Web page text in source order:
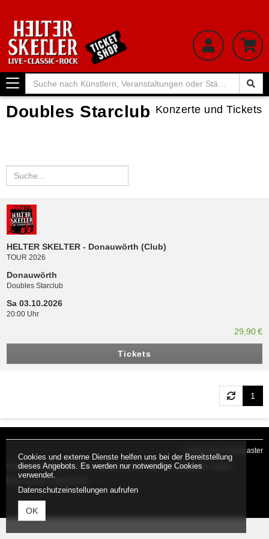
Toggle
navigation
Doubles Starclub Konzerte und Tickets
HELTER SKELTER - Donauwörth (Club)
TOUR 2026
Donauwörth
Doubles Starclub
Sa 03.10.2026
20:00 Uhr
29,90 €
Tickets
1
powered by tickettoaster
© HELTER SKELTER Live-Classic-Rock •Fragen & Antworten
Cookies und externe Dienste helfen uns bei der Bereitstellung
dieses Angebots. Es werden nur notwendige Cookies
verwendet.
Datenschutzeinstellungen aufrufen
OK